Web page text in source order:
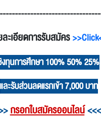
ะเอียดการรับสมัคร
ทุนการศึกษา 100% 50% 25%
และรับส่วนลดแรกเข้า 7,000 บาท
กรอกใบสมัครออนไลน์<<<